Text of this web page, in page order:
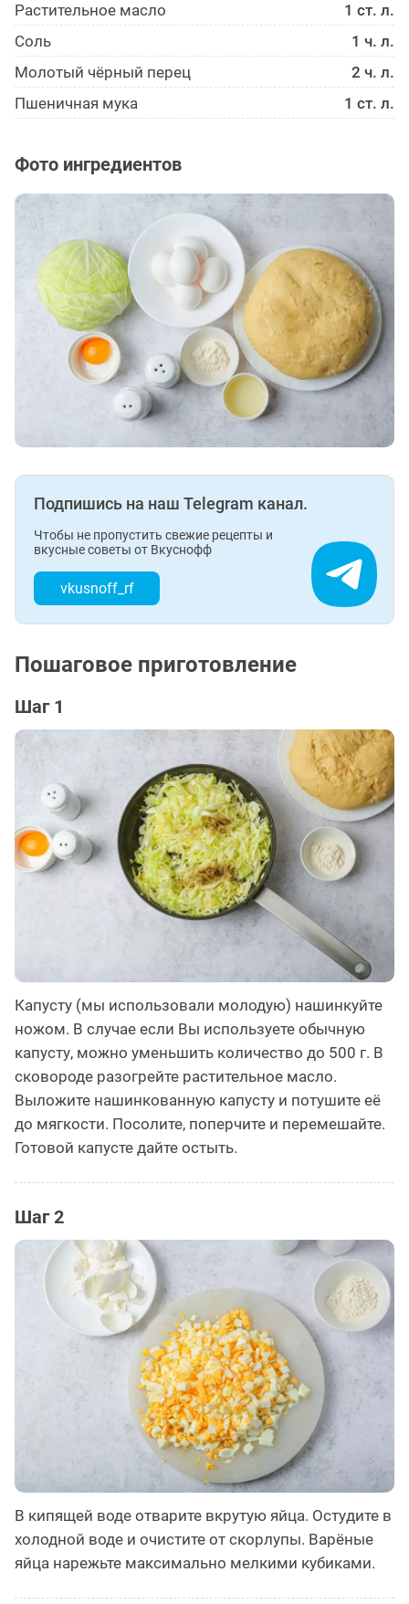
Растительное масло
1 ст. л.
Соль
1 ч. л.
Молотый чёрный перец
2 ч. л.
Пшеничная мука
1 ст. л.
Фото ингредиентов
Подпишись на наш Telegram канал.
Чтобы не пропустить свежие рецепты и
вкусные советы от Вкуснофф
vkusnoff_rf
Пошаговое приготовление
Шаг 1
Капусту (мы использовали молодую) нашинкуйте
ножом. В случае если Вы используете обычную
капусту, можно уменьшить количество до 500 г. В
сковороде разогрейте растительное масло.
Выложите нашинкованную капусту и потушите её
до мягкости. Посолите, поперчите и перемешайте.
Готовой капусте дайте остыть.
Шаг 2
В кипящей воде отварите вкрутую яйца. Остудите в
холодной воде и очистите от скорлупы. Варёные
яйца нарежьте максимально мелкими кубиками.